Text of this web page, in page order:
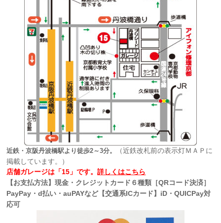
近鉄・京阪丹波橋駅より徒歩2～3分。
（近鉄改札前の表示灯ＭＡＰに
掲載しています。）
店舗ガレージは「15」です。詳しくはこちら
【お支払方法】現金・クレジットカード６種類［QRコード決済］
PayPay・d払い・auPAYなど【交通系ICカード】iD・QUICPay対
応可